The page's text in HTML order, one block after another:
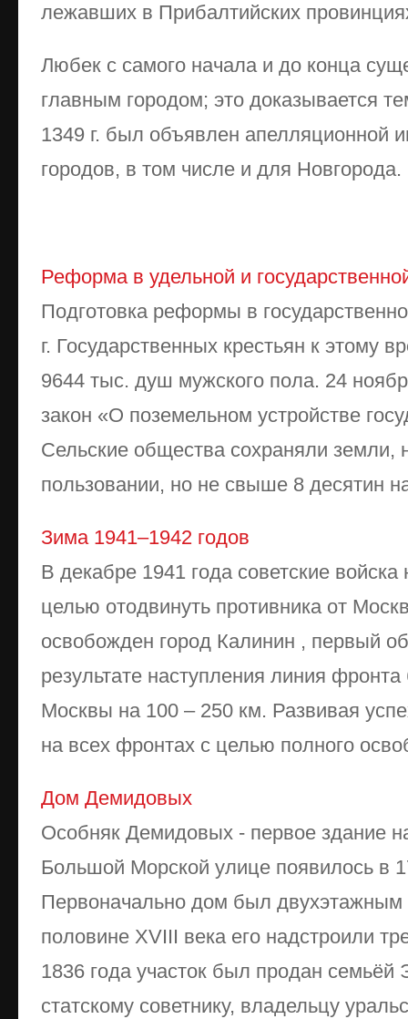
лежавших в Прибалтийских
Любек с самого начала и до конца
главным городом; это доказывается
1349 г. был объявлен апелляционной
городов, в том числе и для Новгорода.
Реформа в удельной и
Подготовка реформы в
г. Государственных крестьян к этому
9644 тыс. душ мужского пола. 24
закон «О поземельном устройстве
Сельские общества сохраняли земли,
пользовании, но не свыше 8 десятин
Зима 1941–1942 годов
В декабре 1941 года советские
целью отодвинуть противника от
освобожден город Калинин , первый
результате наступления линия
Москвы на 100 – 250 км. Развивая
на всех фронтах с целью полного
Дом Демидовых
Особняк Демидовых - первое здание
Большой Морской улице появилось в
Первоначально дом был двухэтажным
половине XVIII века его надстроили
1836 года участок был продан семьёй
статскому советнику, владельцу